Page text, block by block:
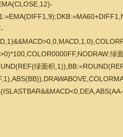
绿
绿面积